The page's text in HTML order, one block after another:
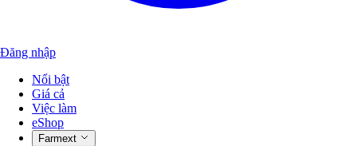
Đăng nhập
Nổi bật
Giá cả
Việc làm
eShop
Farmext